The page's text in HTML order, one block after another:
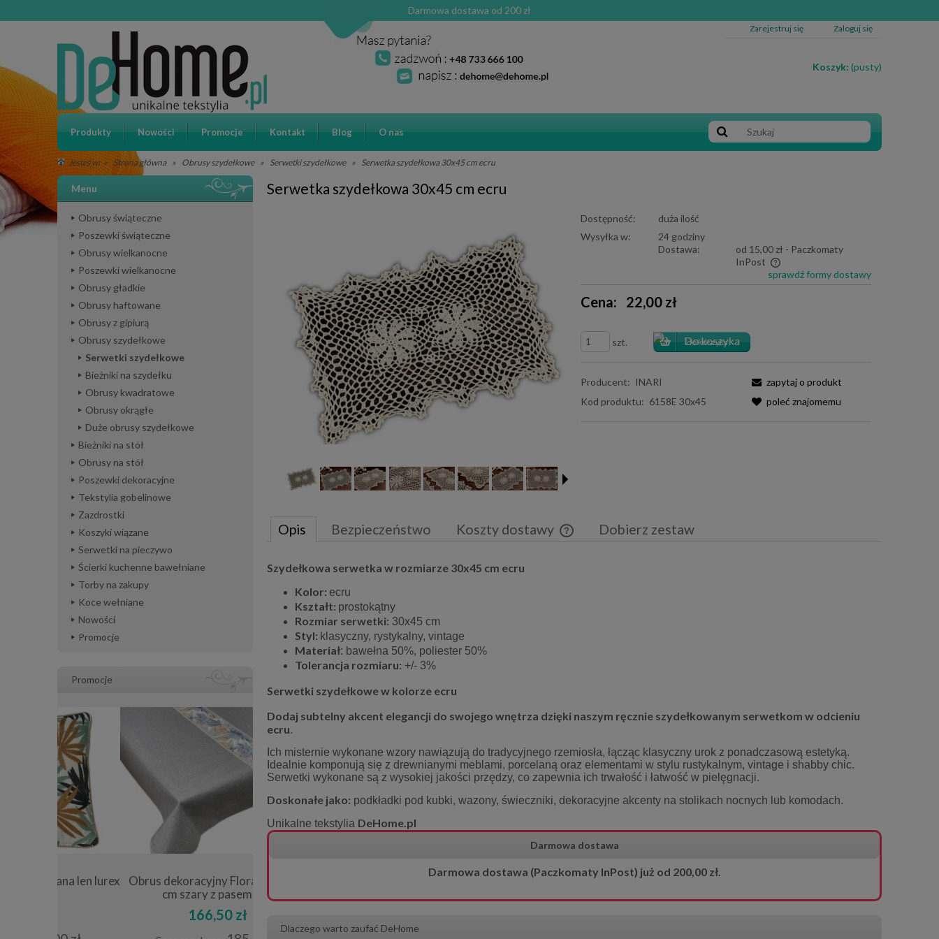
Darmowa dostawa od 200 zł
Zarejestruj się Zaloguj się
Koszyk: (pusty)
Produkty Nowości Promocje Kontakt Blog O nas
Jesteś w: » Strona główna » Obrusy szydełkowe » Serwetki szydełkowe » Serwetka szydełkowa 30x45 cm ecru
Menu
Obrusy świąteczne
Poszewki świąteczne
Obrusy wielkanocne
Poszewki wielkanocne
Obrusy gładkie
Obrusy haftowane
Obrusy z gipiurą
Obrusy szydełkowe
Serwetki szydełkowe
Bieżniki na szydełku
Obrusy kwadratowe
Obrusy okrągłe
Duże obrusy szydełkowe
Bieżniki na stół
Obrusy na stół
Poszewki dekoracyjne
Tekstylia gobelinowe
Zazdrostki
Koszyki wiązane
Serwetki na pieczywo
Ścierki kuchenne bawełniane
Torby na zakupy
Koce wełniane
Nowości
Promocje
Promocje
Obrus dekoracyjny Flora 130x180
cm szary z pasem liści
Obrus 130x175 cm ecru lurex Gloria Obrus 150x260 cm ecru lurex Gloria
Milena
Serwetka szydełkowa 30x45 cm ecru
Dostępność:
duża ilość
Wysyłka w:
24 godziny
Dostawa:
od 15,00 zł - Paczkomaty
InPost
płatności
sprawdź formy dostawy
Cena: 22,00 zł
szt.
Producent: INARI
Kod produktu: 6158E 30x45
zapytaj o produkt
poleć znajomemu
Opis Bezpieczeństwo Koszty dostawy Dobierz zestaw
Szydełkowa serwetka w rozmiarze 30x45 cm ecru
Kolor: ecru
Kształt: prostokątny
Rozmiar serwetki: 30x45 cm
Styl: klasyczny, rystykalny, vintage
Materiał: bawełna 50%, poliester 50%
Tolerancja rozmiaru: +/- 3%
Serwetki szydełkowe w kolorze ecru
Dodaj subtelny akcent elegancji do swojego wnętrza dzięki naszym ręcznie szydełkowanym serwetkom w odcieniu
ecru.
Ich misternie wykonane wzory nawiązują do tradycyjnego rzemiosła, łącząc klasyczny urok z ponadczasową estetyką.
Idealnie komponują się z drewnianymi meblami, porcelaną oraz elementami w stylu rustykalnym, vintage i shabby chic.
Serwetki wykonane są z wysokiej jakości przędzy, co zapewnia ich trwałość i łatwość w pielęgnacji.
Doskonałe jako: podkładki pod kubki, wazony, świeczniki, dekoracyjne akcenty na stolikach nocnych lub komodach.
Unikalne tekstylia DeHome.pl
Darmowa dostawa
Darmowa dostawa (Paczkomaty InPost) już od 200,00 zł.
Dlaczego warto zaufać DeHome